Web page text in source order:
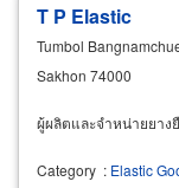
T P Elastic
Tumbol
Sakhon 74000
ผู้ผลิตและจำหน่ายยาง
Category : Elastic